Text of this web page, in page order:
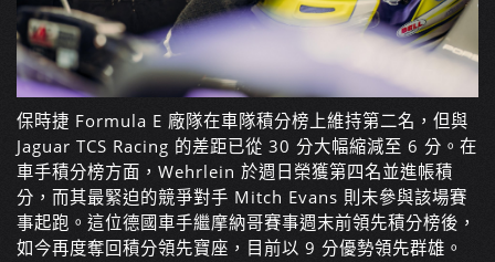
保時捷 Formula E 廠隊在車隊積分榜上維持第二名，但與
Jaguar TCS Racing 的差距已從 30 分大幅縮減至 6 分。在
車手積分榜方面，Wehrlein 於週日榮獲第四名並進帳積
分，而其最緊迫的競爭對手 Mitch Evans 則未參與該場賽
事起跑。這位德國車手繼摩納哥賽事週末前領先積分榜後，
如今再度奪回積分領先寶座，目前以 9 分優勢領先群雄。